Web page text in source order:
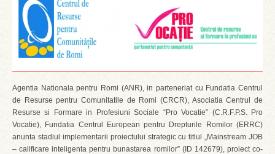
Agentia Nationala pentru Romi (ANR), in parteneriat cu Fundatia Centrul
de Resurse pentru Comunitatile de Romi (CRCR), Asociatia Centrul de
Resurse si Formare in Profesiuni Sociale “Pro Vocatie” (C.R.F.P.S. Pro
Vocatie), Fundatia Centrul European pentru Drepturile Romilor (ERRC)
anunta stadiul implementarii proiectului strategic cu titlul „Mainstream JOB
– calificare inteligenta pentru bunastarea romilor” (ID 142679), proiect co-